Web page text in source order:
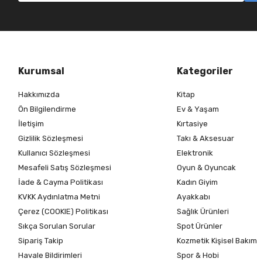
Kurumsal
Hakkımızda
Ön Bilgilendirme
İletişim
Gizlilik Sözleşmesi
Kullanıcı Sözleşmesi
Mesafeli Satış Sözleşmesi
İade & Cayma Politikası
KVKK Aydınlatma Metni
Çerez (COOKIE) Politikası
Sıkça Sorulan Sorular
Sipariş Takip
Havale Bildirimleri
Kategoriler
Kitap
Ev & Yaşam
Kırtasiye
Takı & Aksesuar
Elektronik
Oyun & Oyuncak
Kadın Giyim
Ayakkabı
Sağlık Ürünleri
Spot Ürünler
Kozmetik Kişisel Bakım
Spor & Hobi